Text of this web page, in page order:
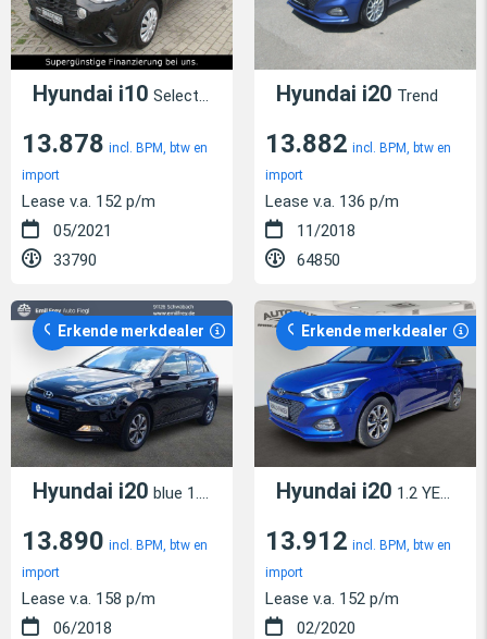
Hyundai i10 Select,5-TÜRIG,KLIMA,GARANTIE,BLUETOOTH
13.878 incl. BPM, btw en
import
Lease v.a. 152 p/m
05/2021
33790
Hyundai i20 Trend
13.882 incl. BPM, btw en
import
Lease v.a. 136 p/m
11/2018
64850
Erkende merkdealer
Hyundai i20 blue 1.0 T-GDI Active Passion
13.890 incl. BPM, btw en
import
Lease v.a. 158 p/m
06/2018
Erkende merkdealer
Hyundai i20 1.2 YES! Klima Sitzheizung Winterreifen
13.912 incl. BPM, btw en
import
Lease v.a. 152 p/m
02/2020